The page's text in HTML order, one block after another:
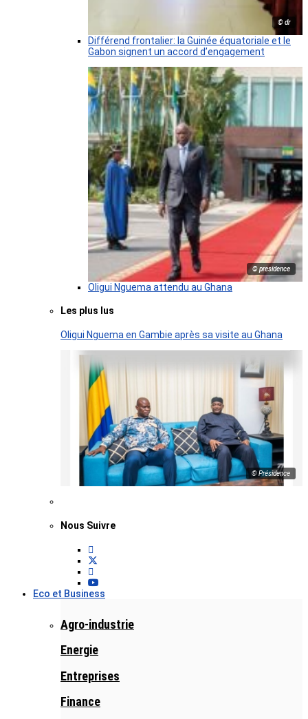
© dr
Différend frontalier: la Guinée équatoriale et le
Gabon signent un accord d’engagement
© presidence
Oligui Nguema attendu au Ghana
Les plus lus
Oligui Nguema en Gambie après sa visite au Ghana
© Présidence
Nous Suivre
Eco et Business
Agro-industrie
Energie
Entreprises
Finance